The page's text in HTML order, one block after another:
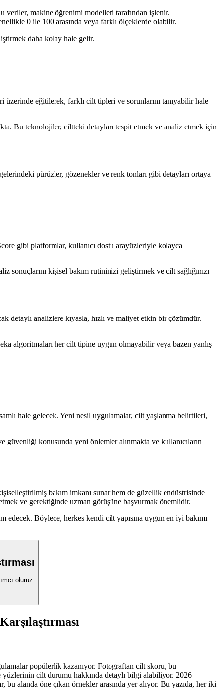
veriler, makine öğrenimi modelleri tarafından işlenir.
0 ile 100 arasında veya farklı ölçeklerde olabilir.
daha kolay hale gelir.
eğitilerek, farklı cilt tipleri ve sorunlarını tanıyabilir hale
Bu teknolojiler, ciltteki detayları tespit etmek ve analiz etmek için
pürüzler, gözenekler ve renk tonları gibi detayları ortaya
gibi platformlar, kullanıcı dostu arayüzleriyle kolayca
sonuçlarını kişisel bakım rutininizi geliştirmek ve cilt sağlığınızı
detaylı analizlere kıyasla, hızlı ve maliyet etkin bir çözümdür.
algoritmaları her cilt tipine uygun olmayabilir veya bazen yanlış
hale gelecek. Yeni nesil uygulamalar, cilt yaşlanma belirtileri,
konusunda yeni önlemler alınmakta ve kullanıcıların
bakım imkanı sunar hem de güzellik endüstrisinde
ve gerektiğinde uzman görüşüne başvurmak önemlidir.
Böylece, herkes kendi cilt yapısına uygun en iyi bakımı
oluruz.
Karşılaştırması
popülerlik kazanıyor. Fotograftan cilt skoru, bu
cilt durumu hakkında detaylı bilgi alabiliyor. 2026
alanda öne çıkan örnekler arasında yer alıyor. Bu yazıda, her iki